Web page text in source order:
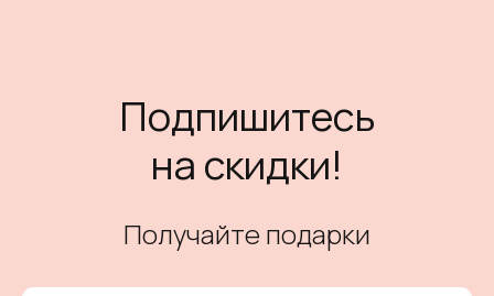
Подпишитесь
на скидки!
Получайте подарки